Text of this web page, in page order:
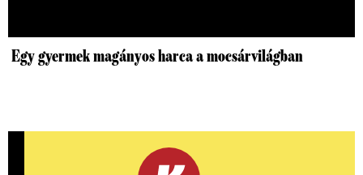
Egy gyermek magányos harca a mocsárvilágban